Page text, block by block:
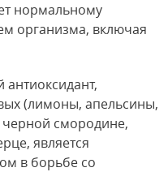
нормальному
организма, включая
(лимоны, апельсины,
смородине,
является
в борьбе со